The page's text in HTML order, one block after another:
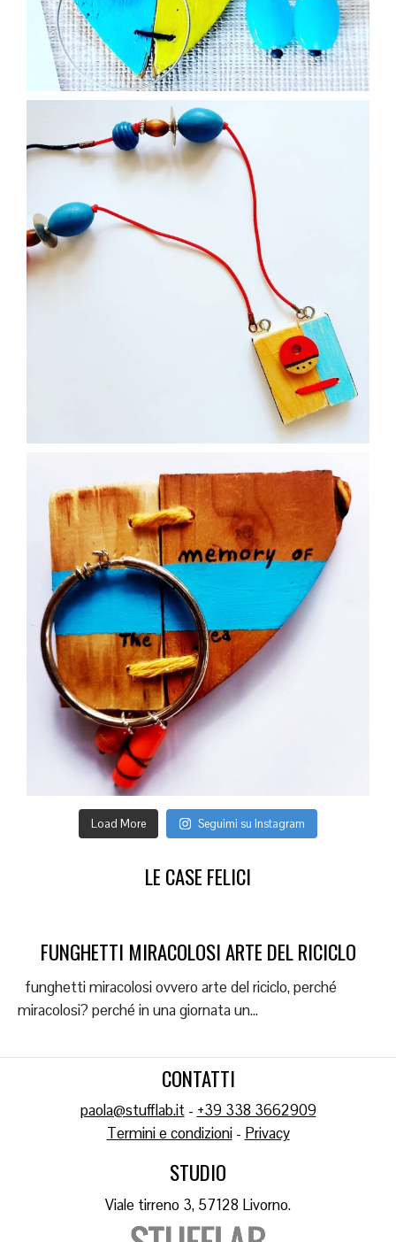
Nov 25
paolaconsani
paolaconsani
Load More Seguimi su Instagram
LE CASE FELICI
FUNGHETTI MIRACOLOSI ARTE DEL RICICLO
funghetti miracolosi ovvero arte del riciclo, perché
miracolosi? perché in una giornata un...
CONTATTI
paola@stufflab.it- +39 338 3662909
Termini e condizioni- Privacy
STUDIO
Viale tirreno 3, 57128 Livorno.